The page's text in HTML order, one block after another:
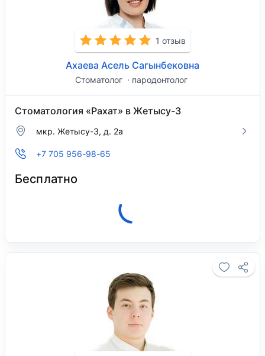
1 отзыв
Ахаева Асель Сагынбековна
Стоматолог пародонтолог
Стоматология «Рахат» в Жетысу-3
мкр. Жетысу-3, д. 2а
+7 705 956-98-65
Бесплатно
Клиника закрыта, откроется 10 августа в